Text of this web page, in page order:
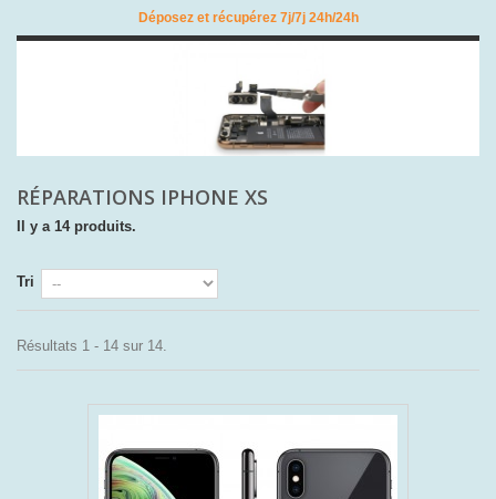
Déposez et récupérez 7j/7j 24h/24h
RÉPARATIONS IPHONE XS
Il y a 14 produits.
Tri
Résultats 1 - 14 sur 14.